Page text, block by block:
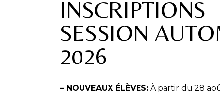
INSCRIPTIONS
SESSION
2026
– NOUVEAUX ÉLÈVES: À partir du 28